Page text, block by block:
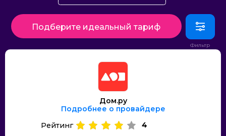
Подберите идеальный тариф
Дом.ру
Подробнее о провайдере
Рейтинг
4